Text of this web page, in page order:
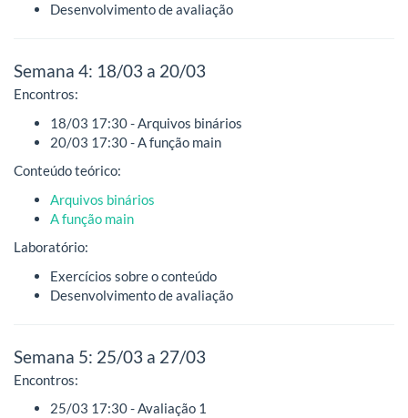
Desenvolvimento de avaliação
Semana 4: 18/03 a 20/03
Encontros:
18/03 17:30 - Arquivos binários
20/03 17:30 - A função main
Conteúdo teórico:
Arquivos binários
A função main
Laboratório:
Exercícios sobre o conteúdo
Desenvolvimento de avaliação
Semana 5: 25/03 a 27/03
Encontros:
25/03 17:30 - Avaliação 1